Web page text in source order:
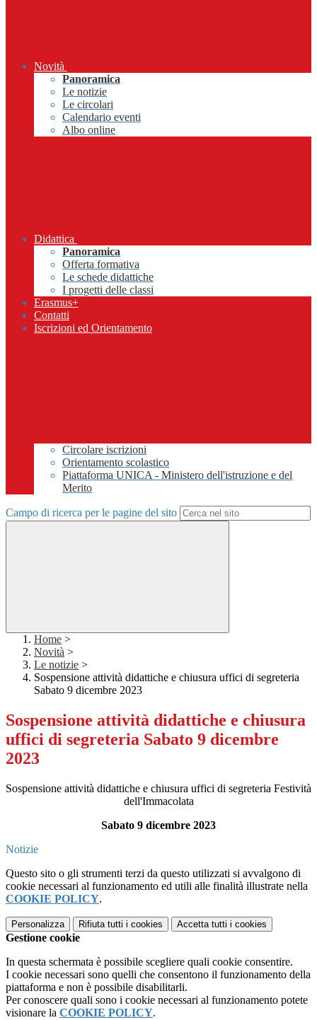
Novità
Panoramica
Le notizie
Le circolari
Calendario eventi
Albo online
Didattica
Panoramica
Offerta formativa
Le schede didattiche
I progetti delle classi
Erasmus+
Contatti
Iscrizioni ed Orientamento
Circolare iscrizioni
Orientamento scolastico
Piattaforma UNICA - Ministero dell'istruzione e del
Merito
Campo di ricerca per le pagine del sito
Home >
Novità >
Le notizie >
Sospensione attività didattiche e chiusura uffici di segreteria
Sabato 9 dicembre 2023
Sospensione attività didattiche e chiusura
uffici di segreteria Sabato 9 dicembre
2023
Sospensione attività didattiche e chiusura uffici di segreteria Festività
dell'Immacolata
Sabato 9 dicembre 2023
Notizie
Questo sito o gli strumenti terzi da questo utilizzati si avvalgono di
cookie necessari al funzionamento ed utili alle finalità illustrate nella
COOKIE POLICY.
Personalizza Rifiuta tutti i cookies Accetta tutti i cookies
Gestione cookie
In questa schermata è possibile scegliere quali cookie consentire.
I cookie necessari sono quelli che consentono il funzionamento della
piattaforma e non è possibile disabilitarli.
Per conoscere quali sono i cookie necessari al funzionamento potete
visionare la COOKIE POLICY.